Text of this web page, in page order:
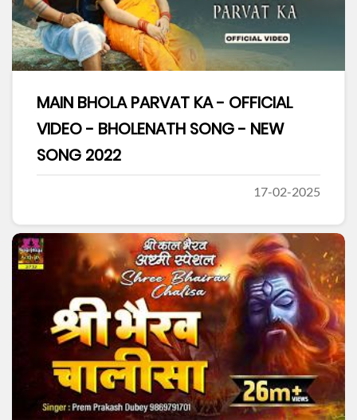
MAIN BHOLA PARVAT KA - OFFICIAL
VIDEO - BHOLENATH SONG - NEW
SONG 2022
17-02-2025